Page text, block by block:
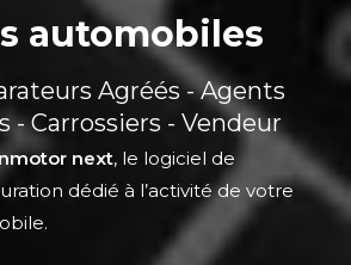
automobiles
Agréés - Agents
- Carrossiers - Vendeur
next, le logiciel de
dédié à l’activité de votre